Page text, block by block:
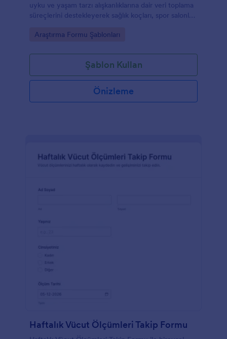
uyku ve yaşam tarzı alışkanlıklarına dair veri toplama
süreçlerini destekleyerek sağlık koçları, spor salonları
Go to Category:
Araştırma Formu Şablonları
Şablon Kullan
Önizleme
Haftalık Vücut Ölçümleri Takip Formu